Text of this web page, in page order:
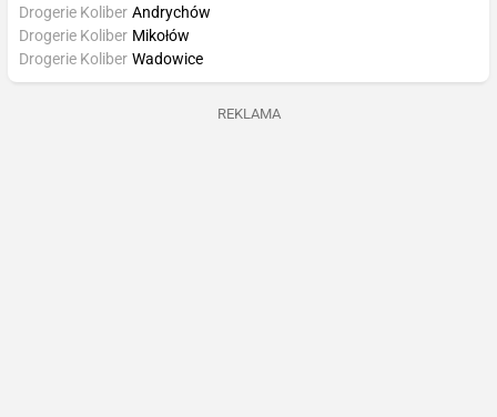
Drogerie Koliber Andrychów
Drogerie Koliber Mikołów
Drogerie Koliber Wadowice
REKLAMA